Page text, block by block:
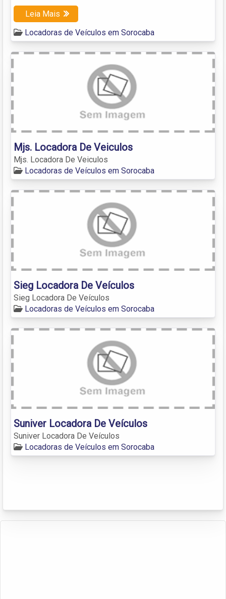
Leia Mais
Locadoras de Veículos em Sorocaba
Mjs. Locadora De Veiculos
Mjs. Locadora De Veiculos
Locadoras de Veículos em Sorocaba
Sieg Locadora De Veículos
Sieg Locadora De Veículos
Locadoras de Veículos em Sorocaba
Suniver Locadora De Veículos
Suniver Locadora De Veículos
Locadoras de Veículos em Sorocaba